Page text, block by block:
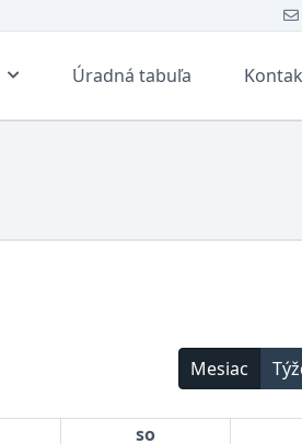
Úradná tabuľa
Mesiac
so